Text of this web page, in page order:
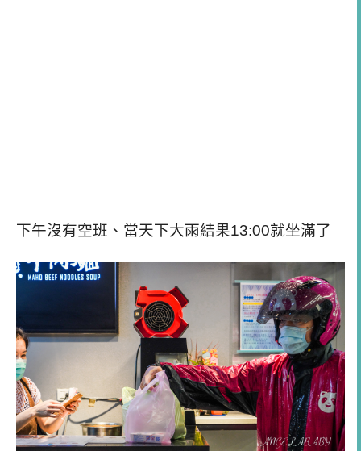
下午沒有空班、當天下大雨結果13:00就坐滿了